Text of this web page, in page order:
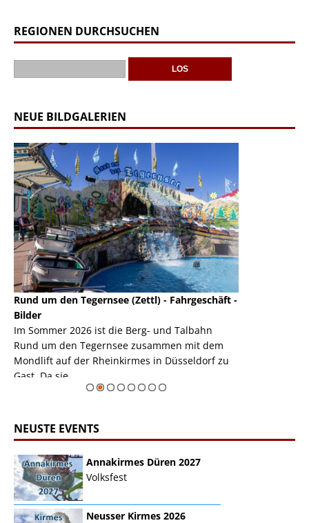
REGIONEN DURCHSUCHEN
NEUE BILDGALERIEN
Rund um den Tegernsee (Zettl) - Fahrgeschäft -
Bilder
Im Sommer 2026 ist die Berg- und Talbahn
Rund um den Tegernsee zusammen mit dem
Mondlift auf der Rheinkirmes in Düsseldorf zu
Gast. Da sie ...
NEUSTE EVENTS
Annakirmes Düren 2027
Volksfest
Neusser Kirmes 2026